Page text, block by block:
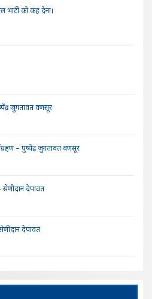
भाटी को कह देना।
जुगतावत वणसूर
– पुष्पेंद्र जुगतावत वणसूर
सेणीदान देपावत
देपावत